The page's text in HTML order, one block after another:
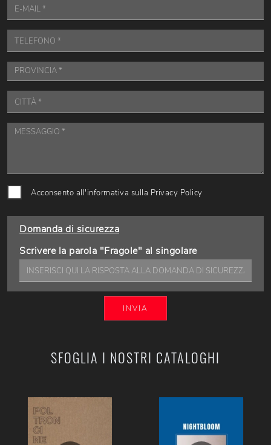
SFOGLIA I NOSTRI CATALOGHI
Acconsento all'informativa sulla Privacy Policy
Domanda di sicurezza
Scrivere la parola "Fragole" al singolare
INVIA